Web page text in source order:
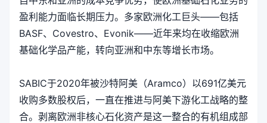
盈利能力面临长期压力。多家欧洲化工巨头——包括
BASF、Covestro、Evonik——近年来均在收缩欧洲
基础化学品产能，转向亚洲和中东等增长市场。
SABIC于2020年被沙特阿美（Aramco）以691亿美元
收购多数股权后，一直在推进与阿美下游化工战略的整
合。剥离欧洲非核心石化资产是这一整合的有机组成部